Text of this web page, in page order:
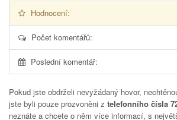
Hodnocení:
Počet komentářů:
Poslední komentář:
Pokud jste obdrželi nevyžádaný hovor,
jste byli pouze prozvoněni z telefonního čísla
neznáte a chcete o něm více informací, s